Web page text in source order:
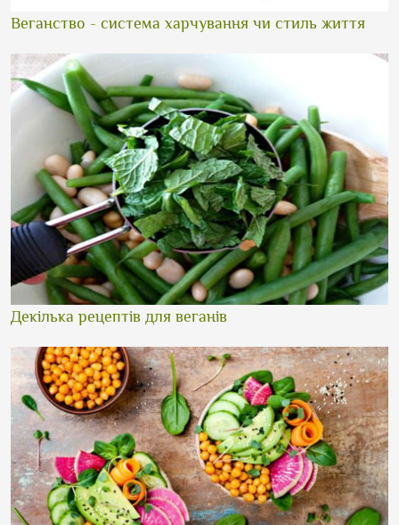
Веганство - система харчування чи стиль життя
Декілька рецептів для веганів